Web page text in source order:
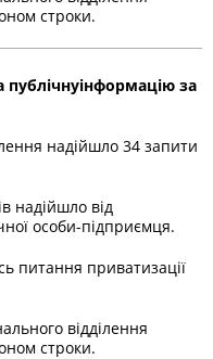
строки.
публічнуінформацію за
надійшло 34 запити
надійшло від
особи-підприємця.
питання приватизації
відділення
строки.